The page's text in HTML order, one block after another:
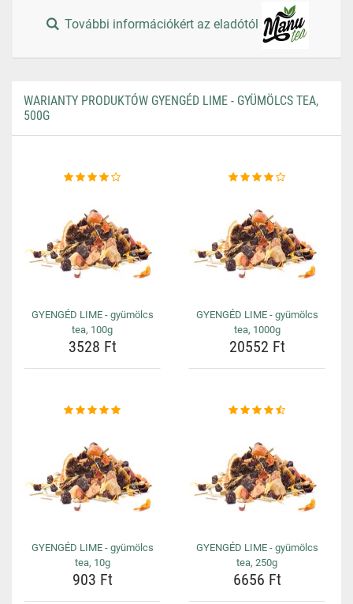
További információkért az eladótól
WARIANTY PRODUKTÓW GYENGÉD LIME - GYÜMÖLCS TEA,
500G
GYENGÉD LIME - gyümölcs
tea, 100g
3528 Ft
GYENGÉD LIME - gyümölcs
tea, 1000g
20552 Ft
GYENGÉD LIME - gyümölcs
tea, 10g
903 Ft
GYENGÉD LIME - gyümölcs
tea, 250g
6656 Ft